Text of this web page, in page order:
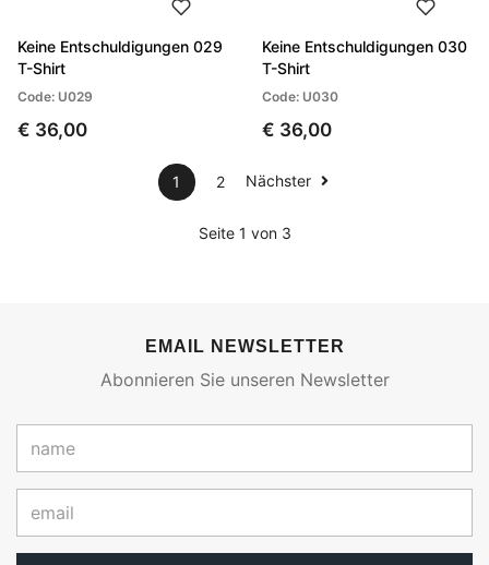
Keine Entschuldigungen 029
T-Shirt
Code: U029
€ 36,00
Keine Entschuldigungen 030
T-Shirt
Code: U030
€ 36,00
1 2 Nächster
Seite 1 von 3
EMAIL NEWSLETTER
Abonnieren Sie unseren Newsletter